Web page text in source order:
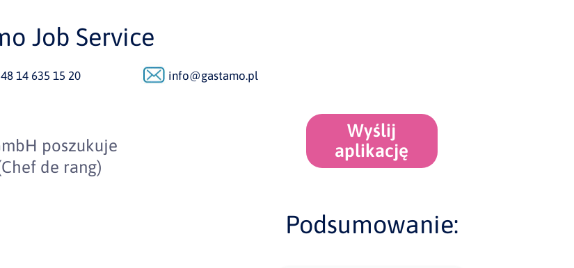
Job Service
14 635 15 20 info@gastamo.pl
poszukuje
de rang)
Wyślij
aplikację
Podsumowanie: